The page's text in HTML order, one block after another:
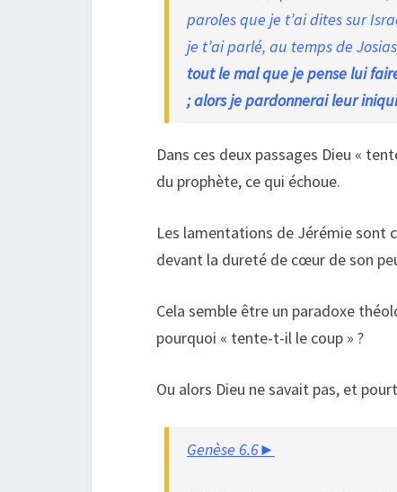
paroles que je t’ai dites sur
je t’ai parlé, au temps de
tout le mal que je pense lui
; alors je pardonnerai leur
Dans ces deux passages Dieu «
du prophète, ce qui échoue.
Les lamentations de Jérémie sont
devant la dureté de cœur de son
Cela semble être un paradoxe
pourquoi « tente-t-il le coup » ?
Ou alors Dieu ne savait pas, et
Genèse 6.6►